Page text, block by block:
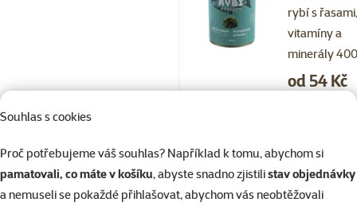
Souhlas s cookies
Proč potřebujeme váš souhlas? Například k tomu, abychom si
pamatovali, co máte v košíku, abyste snadno zjistilistav objednávky
a nemuseli se pokaždé přihlašovat, abychom vás neobtěžovali
rybí s
vitamíny a
minerály
Cena
od 54 Kč
% Kup více, zaplať méně
Skladem